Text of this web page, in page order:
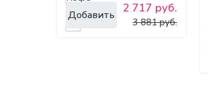
Добавить 2 717 руб.
3 881 руб.